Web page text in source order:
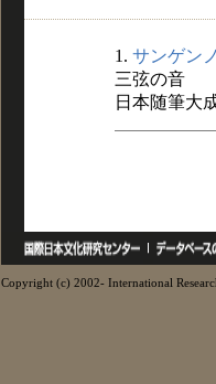
1. サンゲン
三弦の音
日本随筆大
Copyright (c) 2002- International